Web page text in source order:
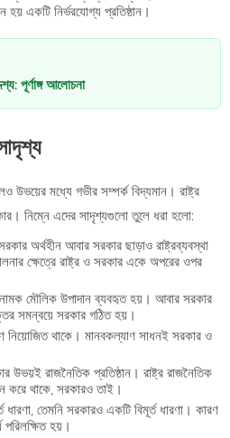
একটি নির্ভরযোগ্য প্রতিষ্ঠান।
পূর্ণাঙ্গ আলোচনা
উভয়ের মধ্যে গভীর সম্পর্ক বিদ্যমান। রাষ্ট্র
নিম্নে এদের সাদৃশ্যগুলো তুলে ধরা হলো:
সরকার অর্থহীন আবার সরকার ছাড়াও রাষ্ট্রব্যবস্থা
ক্ষেত্রে রাষ্ট্র ও সরকার একে অপরের ওপর
নামক মৌলিক উপাদান ব্যবহৃত হয়। আবার সরকার
সমন্বয়ে সরকার গঠিত হয়।
নিয়োজিত থাকে। মানবকল্যাণ সাধনই সরকার ও
উভয়ই রাজনৈতিক প্রতিষ্ঠান। রাষ্ট্র রাজনৈতিক
করে থাকে, সরকারও তাই।
ধারণা, তেমনি সরকারও একটি বিমূর্ত ধারণা। কারণ
পরিলক্ষিত হয়।